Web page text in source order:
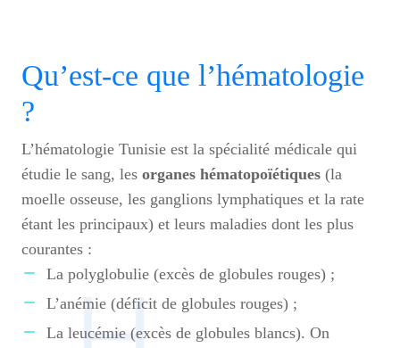
Qu’est-ce que l’hématologie
?
L’hématologie Tunisie est la spécialité médicale qui
étudie le sang, les organes hématopoïétiques (la
moelle osseuse, les ganglions lymphatiques et la rate
étant les principaux) et leurs maladies dont les plus
courantes :
La polyglobulie (excès de globules rouges) ;
L’anémie (déficit de globules rouges) ;
La leucémie (excès de globules blancs). On